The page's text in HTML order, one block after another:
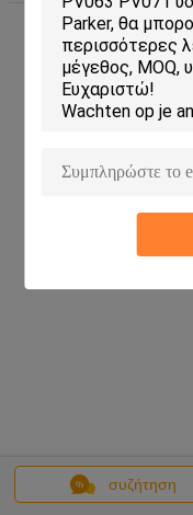
συζήτηση
Copyright © 2018 -